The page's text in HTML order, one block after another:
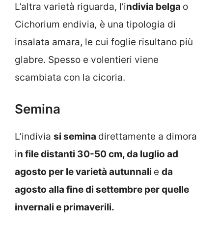
L’altra varietà riguarda, l’indivia belga o
Cichorium endivia, è una tipologia di
insalata amara, le cui foglie risultano più
glabre. Spesso e volentieri viene
scambiata con la cicoria.
Semina
L’indivia si semina direttamente a dimora
in file distanti 30-50 cm, da luglio ad
agosto per le varietà autunnali e da
agosto alla fine di settembre per quelle
invernali e primaverili.